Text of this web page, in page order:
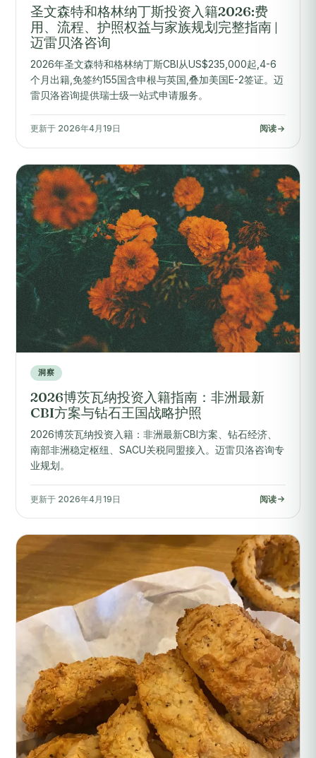
圣文森特和格林纳丁斯投资入籍2026:费
用、流程、护照权益与家族规划完整指南 |
迈雷贝洛咨询
2026年圣文森特和格林纳丁斯CBI从US$235,000起,4-6
个月出籍,免签约155国含申根与英国,叠加美国E-2签证。迈
雷贝洛咨询提供瑞士级一站式申请服务。
更新于 2026年4月19日 阅读
洞察
2026博茨瓦纳投资入籍指南：非洲最新
CBI方案与钻石王国战略护照
2026博茨瓦纳投资入籍：非洲最新CBI方案、钻石经济、
南部非洲稳定枢纽、SACU关税同盟接入。迈雷贝洛咨询专
业规划。
更新于 2026年4月19日 阅读